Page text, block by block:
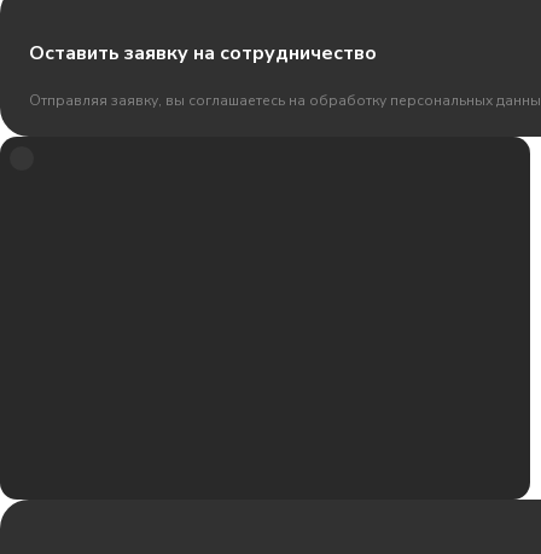
Оставить заявку на сотрудничество
Отправляя заявку, вы соглашаетесь на обработку персональных